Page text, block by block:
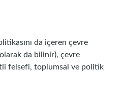
da içeren çevre
da bilinir), çevre
felsefi, toplumsal ve politik